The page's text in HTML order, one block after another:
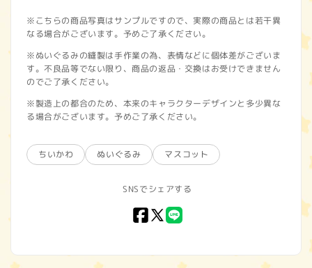
※こちらの商品写真はサンプルですので、実際の商品とは若干異
なる場合がございます。予めご了承ください。
※ぬいぐるみの縫製は手作業の為、表情などに個体差がございま
す。不良品等でない限り、商品の返品・交換はお受けできません
のでご了承ください。
※製造上の都合のため、本来のキャラクターデザインと多少異な
る場合がございます。予めご了承ください。
ちいかわ ぬいぐるみ マスコット
SNSでシェアする
Facebook
X
LINE